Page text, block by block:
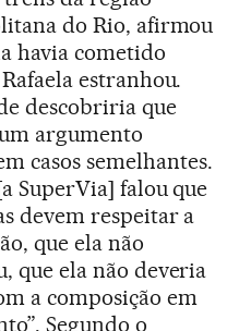
do Rio, afirmou
havia cometido
estranhou.
descobriria que
argumento
casos semelhantes.
SuperVia] falou que
devem respeitar a
que ela não
que ela não deveria
a composição em
Segundo o